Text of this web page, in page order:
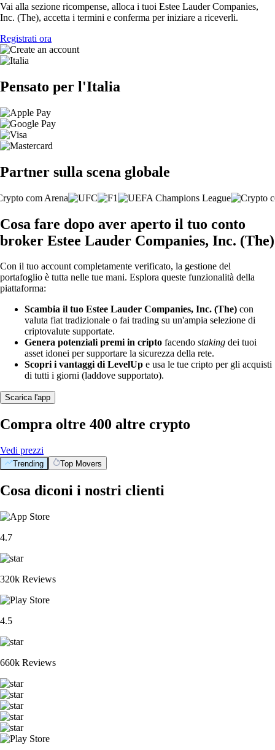
Vai alla sezione ricompense, alloca i tuoi Estee Lauder Companies,
Inc. (The), accetta i termini e conferma per iniziare a riceverli.
Registrati ora
Pensato per l'Italia
Partner sulla scena globale
Cosa fare dopo aver aperto il tuo conto
broker Estee Lauder Companies, Inc. (The)
Con il tuo account completamente verificato, la gestione del
portafoglio è tutta nelle tue mani. Esplora queste funzionalità della
piattaforma:
Scambia il tuo Estee Lauder Companies, Inc. (The) con
valuta fiat tradizionale o fai trading su un'ampia selezione di
criptovalute supportate.
Genera potenziali premi in cripto facendo staking dei tuoi
asset idonei per supportare la sicurezza della rete.
Scopri i vantaggi di LevelUp e usa le tue cripto per gli acquisti
di tutti i giorni (laddove supportato).
Scarica l'app
Compra oltre 400 altre crypto
Vedi prezzi
Trending Top Movers
Cosa diconi i nostri clienti
4.7
320k Reviews
4.5
660k Reviews